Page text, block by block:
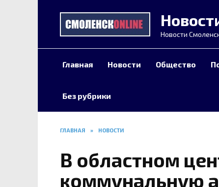
Новости
Главная Новости Общество
Без рубрики
ГЛАВНАЯ » НОВОСТИ
В областном
коммунальную